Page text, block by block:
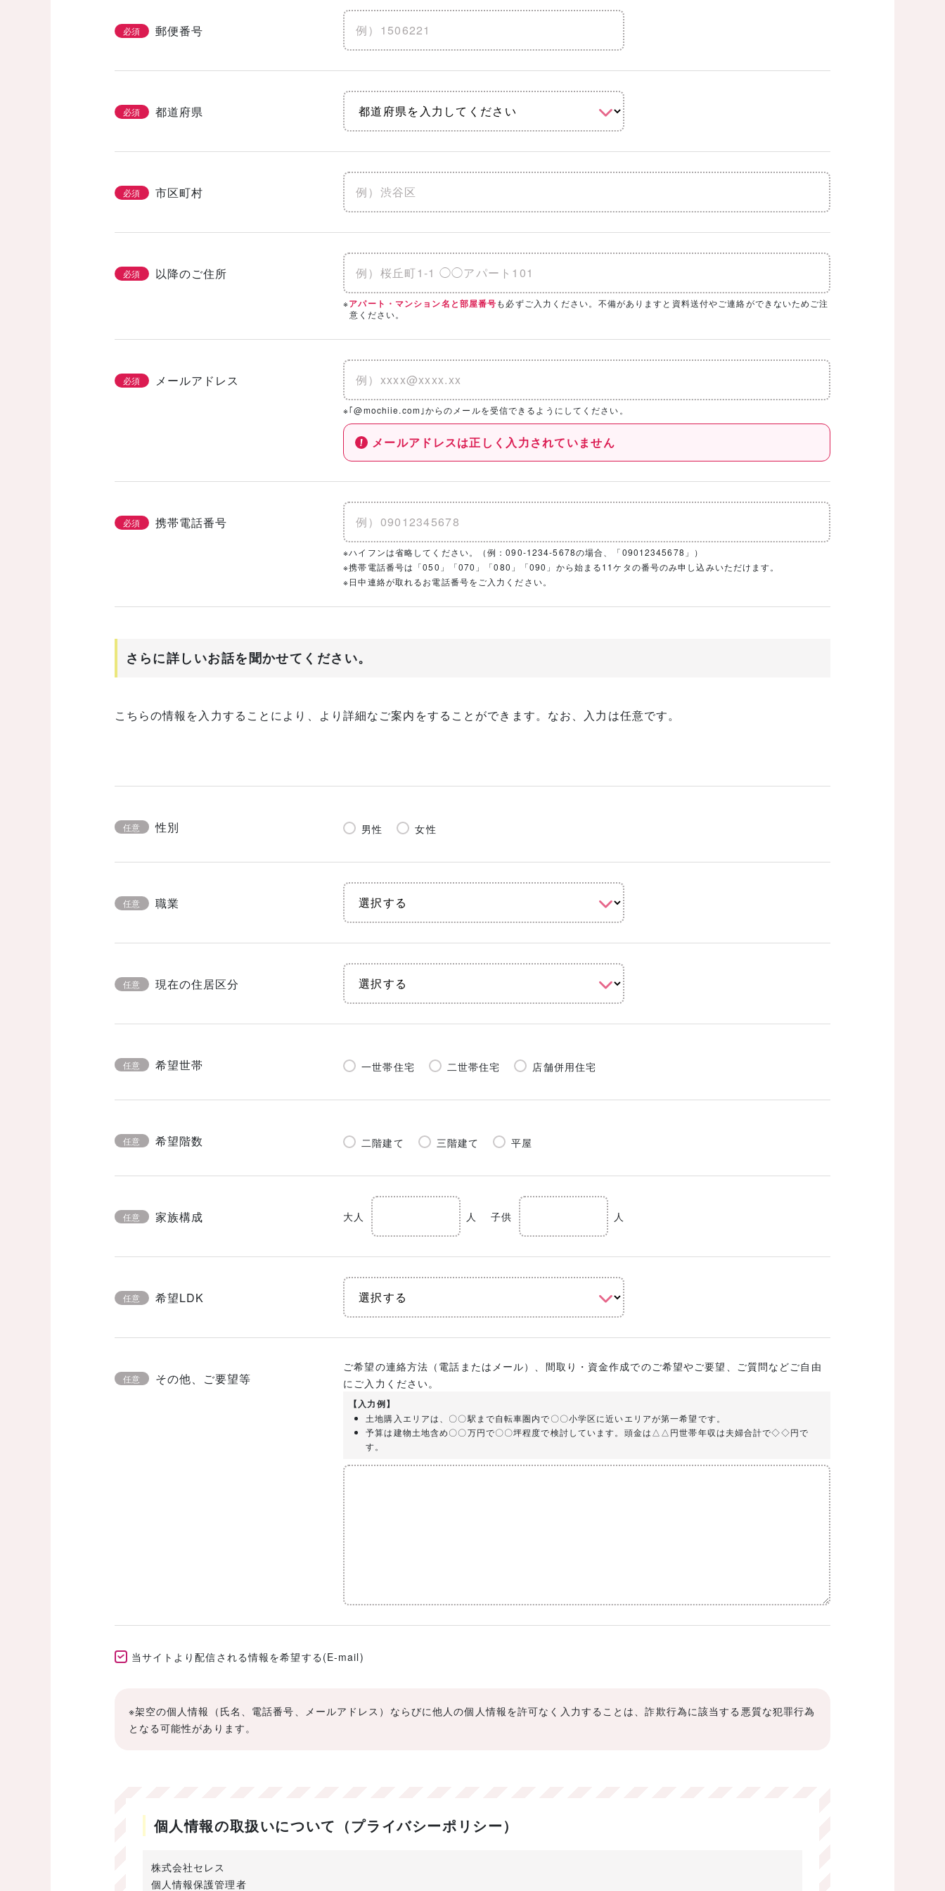
省エネ・エコ 地震に強い 水害に強い
そのほかのこだわりを見る
3/3 必須 「カタログ請求」「相談・見学」したい会社を選択！
基本情報とこだわりの条件を設定いただくと、
必須 郵便番号
必須 都道府県
必須 市区町村
必須 以降のご住所
※アパート・マンション名と部屋番号も必ずご入力ください。不備がありますと資料送付やご連絡ができないためご注
意ください。
必須 メールアドレス
※｢@mochiie.com｣からのメールを受信できるようにしてください。
メールアドレスは正しく入力されていません
必須 携帯電話番号
※ハイフンは省略してください。（例：090-1234-5678の場合、「09012345678」）
※携帯電話番号は「050」「070」「080」「090」から始まる11ケタの番号のみ申し込みいただけます。
※日中連絡が取れるお電話番号をご入力ください。
さらに詳しいお話を聞かせてください。
こちらの情報を入力することにより、より詳細なご案内をすることができます。なお、入力は任意です。
任意 性別 男性 女性
任意 職業
任意 現在の住居区分
任意 希望世帯 一世帯住宅 二世帯住宅 店舗併用住宅
任意 希望階数 二階建て 三階建て 平屋
任意 家族構成 大人 人 子供 人
任意 希望LDK
任意 その他、ご要望等
ご希望の連絡方法（電話またはメール）、間取り・資金作成でのご希望やご要望、ご質問などご自由
にご入力ください。
【入力例】
土地購入エリアは、〇〇駅まで自転車圏内で〇〇小学区に近いエリアが第一希望です。
予算は建物土地含め〇〇万円で〇〇坪程度で検討しています。頭金は△△円世帯年収は夫婦合計で◇◇円で
す。
当サイトより配信される情報を希望する(E-mail)
※架空の個人情報（氏名、電話番号、メールアドレス）ならびに他人の個人情報を許可なく入力することは、詐欺行為に該当する悪質な犯罪行為
となる可能性があります。
個人情報の取扱いについて（プライバシーポリシー）
株式会社セレス
個人情報保護管理者